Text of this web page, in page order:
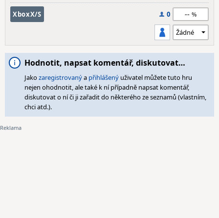
XboxX/S 0 --
Hodnotit, napsat komentář, diskutovat…
Jakozaregistrovanýa přihlášený uživatel můžete tuto hru
nejen ohodnotit, ale také k ní případně napsat komentář,
diskutovat o ní či ji zařadit do některého ze seznamů (vlastním,
chci atd.).